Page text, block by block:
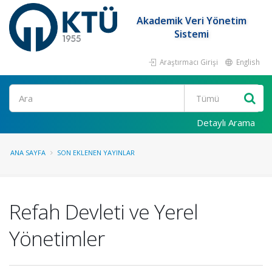
Akademik Veri Yönetim
Sistemi
Araştırmacı Girişi English
Ara
Detaylı Arama
ANA SAYFA SON EKLENEN YAYINLAR
Refah Devleti ve Yerel
Yönetimler